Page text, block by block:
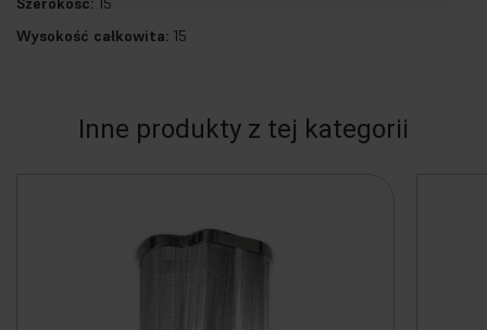
Wysokość całkowita: 15
Inne produkty z tej kategorii